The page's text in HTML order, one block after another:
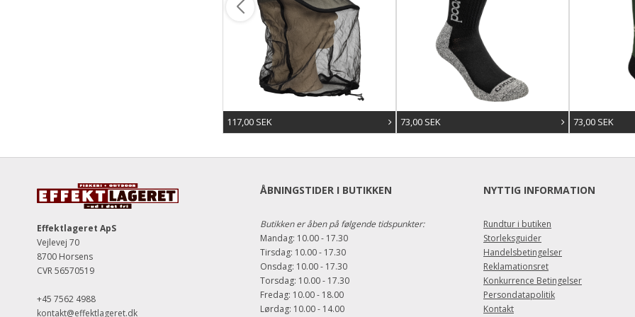
117,00 SEK 73,00 SEK 73,00 SEK
Effektlageret ApS
Vejlevej 70
8700 Horsens
CVR 56570519
+45 7562 4988
kontakt@effektlageret.dk
ÅBNINGSTIDER I BUTIKKEN
Butikken er åben på følgende tidspunkter:
Mandag: 10.00 - 17.30
Tirsdag: 10.00 - 17.30
Onsdag: 10.00 - 17.30
Torsdag: 10.00 - 17.30
Fredag: 10.00 - 18.00
Lørdag: 10.00 - 14.00
NYTTIG INFORMATION
Rundtur i butiken
Storleksguider
Handelsbetingelser
Reklamationsret
Konkurrence Betingelser
Persondatapolitik
Kontakt